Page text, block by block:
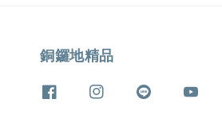
銅鑼地精品